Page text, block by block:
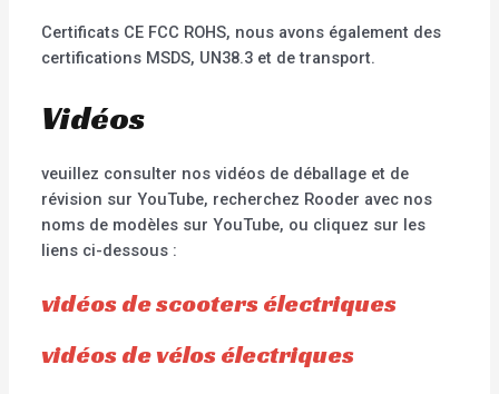
Certificats CE FCC ROHS, nous avons également des
certifications MSDS, UN38.3 et de transport.
Vidéos
veuillez consulter nos vidéos de déballage et de
révision sur YouTube, recherchez Rooder avec nos
noms de modèles sur YouTube, ou cliquez sur les
liens ci-dessous :
vidéos de scooters électriques
vidéos de vélos électriques